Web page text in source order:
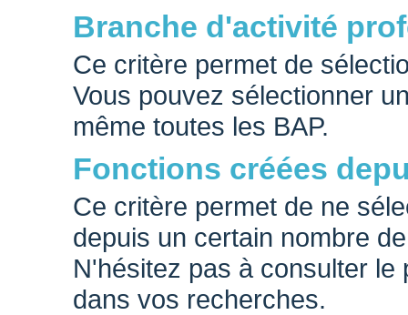
Branche d'activité
Ce critère permet de
Vous pouvez sélectionner
même toutes les BAP.
Fonctions créées
Ce critère permet de ne
depuis un certain nombre
N'hésitez pas à consulter le
dans vos recherches.